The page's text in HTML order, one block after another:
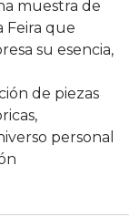
muestra de
Feira que
su esencia,
de piezas
personal